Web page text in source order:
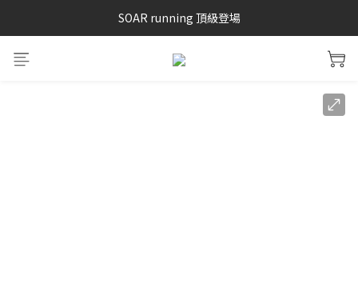
SAYSKY 26'春夏兩件85折
SOAR running 頂級登場
加入LINE好友 再領100購物金 點我加入